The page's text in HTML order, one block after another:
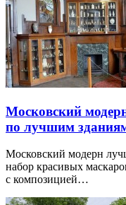
Московский
по лучшим
Московский модерн
набор красивых
с композицией…